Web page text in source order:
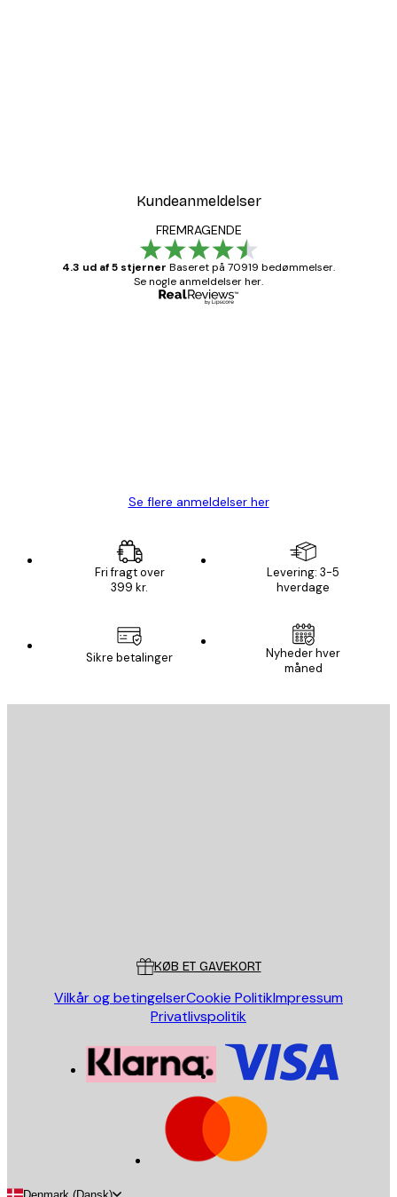
Kundeanmeldelser
FREMRAGENDE
4.3 ud af 5 stjerner Baseret på 70919 bedømmelser.
Se nogle anmeldelser her.
Se flere anmeldelser her
Fri fragt over
399 kr.
Levering: 3-5
hverdage
Sikre betalinger
Nyheder hver
måned
KØB ET GAVEKORT
Vilkår og betingelserCookie PolitikImpressum
Privatlivspolitik